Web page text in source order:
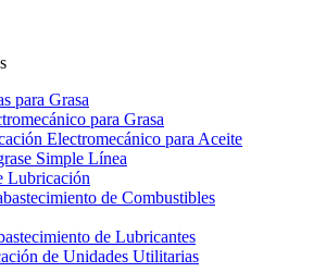
para Grasa
para Grasa
Electromecánico para Aceite
Simple Línea
Lubricación
de Combustibles
de Lubricantes
de Unidades Utilitarias